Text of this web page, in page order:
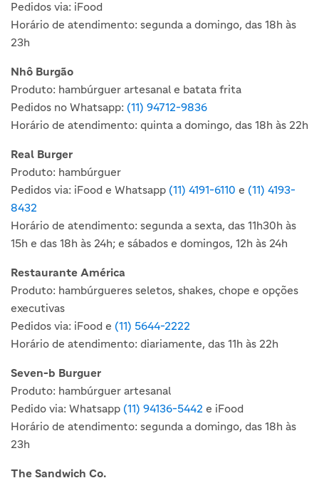
Pedidos via: iFood
Horário de atendimento: segunda a domingo, das 18h às
23h
Nhô Burgão
Produto: hambúrguer artesanal e batata frita
Pedidos no Whatsapp: (11) 94712-9836
Horário de atendimento: quinta a domingo, das 18h às 22h
Real Burger
Produto: hambúrguer
Pedidos via: iFood e Whatsapp (11) 4191-6110 e (11) 4193-
8432
Horário de atendimento: segunda a sexta, das 11h30h às
15h e das 18h às 24h; e sábados e domingos, 12h às 24h
Restaurante América
Produto: hambúrgueres seletos, shakes, chope e opções
executivas
Pedidos via: iFood e (11) 5644-2222
Horário de atendimento: diariamente, das 11h às 22h
Seven-b Burguer
Produto: hambúrguer artesanal
Pedido via: Whatsapp (11) 94136-5442 e iFood
Horário de atendimento: segunda a domingo, das 18h às
23h
The Sandwich Co.